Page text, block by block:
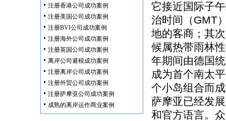
注册香港公司成功案例
注册美国公司成功案例
注册BVI公司成功案例
注册海外公司成功案例
注册英国公司成功案例
离岸公司避税成功案例
注册离岸公司成功案例
注册外贸公司成功案例
注册萨摩亚公司成功案例
成熟的离岸运作商业案例
它接近国际子
治时间（GMT
地的客商；其
候属热带雨林
年期间由德国
成为首个南太
个小岛组合而
萨摩亚已经发
和官方语言。